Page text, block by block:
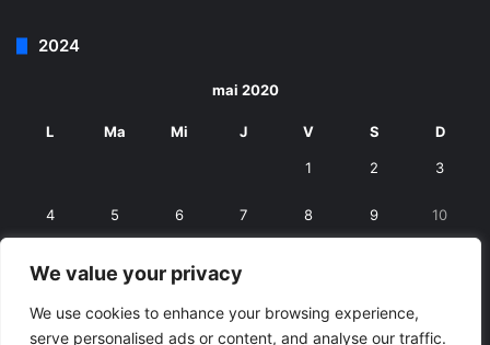
We value your privacy
We use cookies to enhance your browsing experience,
serve personalised ads or content, and analyse our traffic.
2024
mai 2020
L Ma Mi J V S D
1 2 3
4 5 6 7 8 9 10
11
18 19 20 21 22 23